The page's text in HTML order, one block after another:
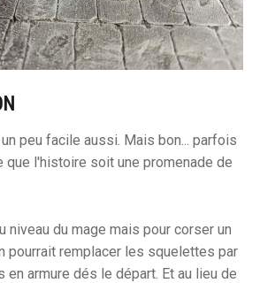
peu facile aussi. Mais bon... parfois
que l'histoire soit une promenade de
niveau du mage mais pour corser un
pourrait remplacer les squelettes par
armure dés le départ. Et au lieu de